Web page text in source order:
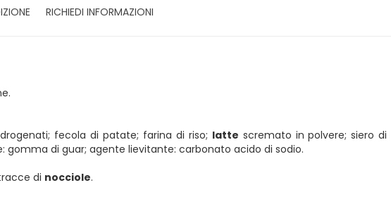
RICHIEDI INFORMAZIONI
fecola di patate; farina di riso; latte scremato in polvere; siero di
gomma di guar; agente lievitante: carbonato acido di sodio.
di nocciole.